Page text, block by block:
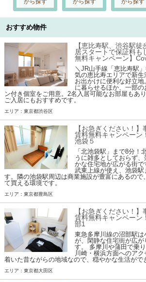
から探す から探す から探す
おすすめ物件
【恵比寿駅、渋谷駅
居スタートで保証料も
無料キャンペーン】
＼JR山手線「恵比寿駅
気の恵比寿エリアで新
お出かけに便利な好立
に暮らせるほか、一部
ン付き個室をご用意。2名入居可能なお部屋もあ
ご入居にもおすすめです。
エリア：東京都渋谷区
【お急ぎください！】
賃料無料キャンペーン
池袋５
「北池袋駅」まで8分！
うに雑多としておらず
かな住宅地が広がる街
武東上線が使え、池袋駅
す。隣の池袋駅周辺は商業施設が豊富にあるので
て買える環境です。
エリア：東京都豊島区
【お急ぎください！】
賃料無料キャンペーン
部1
東急多摩川線の沼部駅は
が、閑静な住宅街が広
す。 多摩川や蒲田で乗
川崎・横浜方面へのア
着いた昔ながらの地域なので、穏やかな生活がで
エリア：東京都大田区